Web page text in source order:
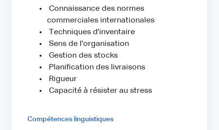
Connaissance des normes
commerciales internationales
Techniques d'inventaire
Sens de l'organisation
Gestion des stocks
Planification des livraisons
Rigueur
Capacité à résister au stress
Compétences linguistiques